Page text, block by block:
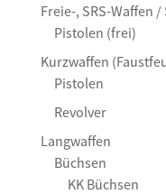
Freie-, SRS-Waffen
Pistolen (frei)
Kurzwaffen
Pistolen
Revolver
Langwaffen
Büchsen
KK Büchsen